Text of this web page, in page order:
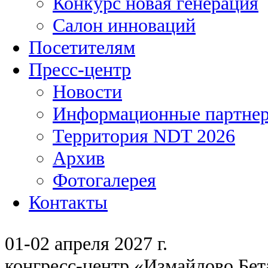
Салон инноваций
Посетителям
Пресс-центр
Новости
Информационные
Территория NDT 2026
Архив
Фотогалерея
Контакты
01-02 апреля 2027 г.